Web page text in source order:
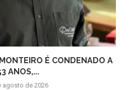
É CONDENADO A
ANOS,...
agosto de 2026